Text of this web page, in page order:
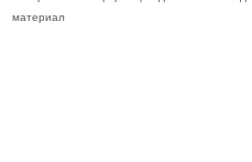
материал